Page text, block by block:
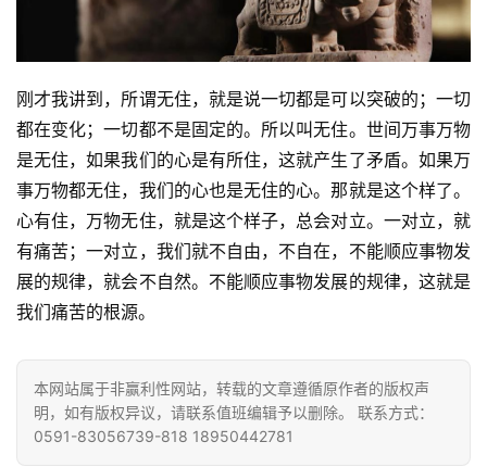
声
明
刚才我讲到，所谓无住，就是说一切都是可以突破的；一切
都在变化；一切都不是固定的。所以叫无住。世间万事万物
是无住，如果我们的心是有所住，这就产生了矛盾。如果万
事万物都无住，我们的心也是无住的心。那就是这个样了。
心有住，万物无住，就是这个样子，总会对立。一对立，就
有痛苦；一对立，我们就不自由，不自在，不能顺应事物发
展的规律，就会不自然。不能顺应事物发展的规律，这就是
我们痛苦的根源。
本网站属于非赢利性网站，转载的文章遵循原作者的版权声
明，如有版权异议，请联系值班编辑予以删除。 联系方式：
0591-83056739-818 18950442781